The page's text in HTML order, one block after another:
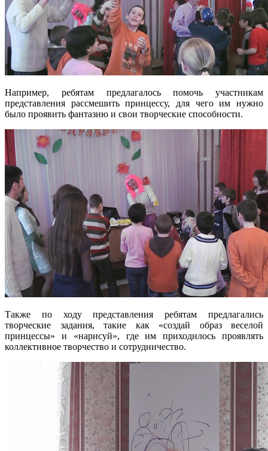
Например, ребятам предлагалось помочь участникам
представления рассмешить принцессу, для чего им нужно
было проявить фантазию и свои творческие способности.
Также по ходу представления ребятам предлагались
творческие задания, такие как «создай образ веселой
принцессы» и «нарисуй», где им приходилось проявлять
коллективное творчество и сотрудничество.